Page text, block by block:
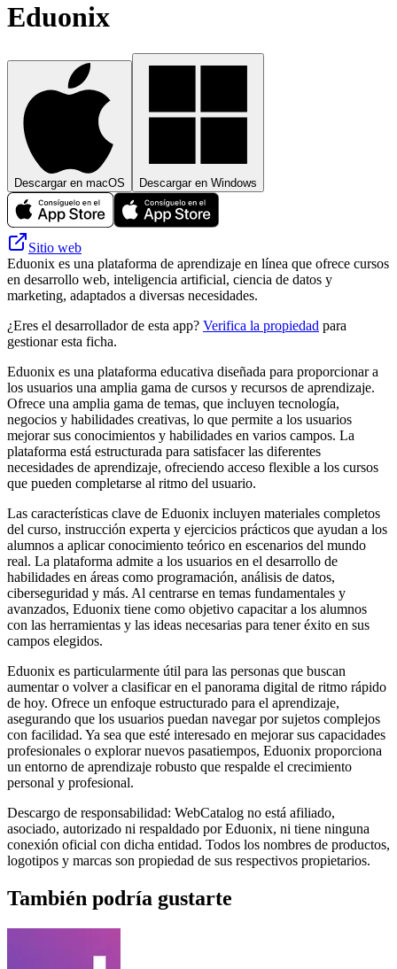
Eduonix
Descargar en macOS Descargar en Windows
Sitio web
Eduonix es una plataforma de aprendizaje en línea que ofrece cursos
en desarrollo web, inteligencia artificial, ciencia de datos y
marketing, adaptados a diversas necesidades.
¿Eres el desarrollador de esta app? Verifica la propiedad para
gestionar esta ficha.
Eduonix es una plataforma educativa diseñada para proporcionar a
los usuarios una amplia gama de cursos y recursos de aprendizaje.
Ofrece una amplia gama de temas, que incluyen tecnología,
negocios y habilidades creativas, lo que permite a los usuarios
mejorar sus conocimientos y habilidades en varios campos. La
plataforma está estructurada para satisfacer las diferentes
necesidades de aprendizaje, ofreciendo acceso flexible a los cursos
que pueden completarse al ritmo del usuario.
Las características clave de Eduonix incluyen materiales completos
del curso, instrucción experta y ejercicios prácticos que ayudan a los
alumnos a aplicar conocimiento teórico en escenarios del mundo
real. La plataforma admite a los usuarios en el desarrollo de
habilidades en áreas como programación, análisis de datos,
ciberseguridad y más. Al centrarse en temas fundamentales y
avanzados, Eduonix tiene como objetivo capacitar a los alumnos
con las herramientas y las ideas necesarias para tener éxito en sus
campos elegidos.
Eduonix es particularmente útil para las personas que buscan
aumentar o volver a clasificar en el panorama digital de ritmo rápido
de hoy. Ofrece un enfoque estructurado para el aprendizaje,
asegurando que los usuarios puedan navegar por sujetos complejos
con facilidad. Ya sea que esté interesado en mejorar sus capacidades
profesionales o explorar nuevos pasatiempos, Eduonix proporciona
un entorno de aprendizaje robusto que respalde el crecimiento
personal y profesional.
Descargo de responsabilidad: WebCatalog no está afiliado,
asociado, autorizado ni respaldado por Eduonix, ni tiene ninguna
conexión oficial con dicha entidad. Todos los nombres de productos,
logotipos y marcas son propiedad de sus respectivos propietarios.
También podría gustarte